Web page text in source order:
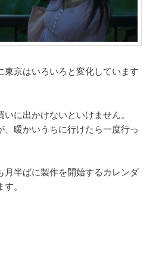
東京はいろいろと変化しています
いに出かけないといけません。
、暖かいうちに行けたら一度行っ
月半ばに製作を開始するカレンダ
。